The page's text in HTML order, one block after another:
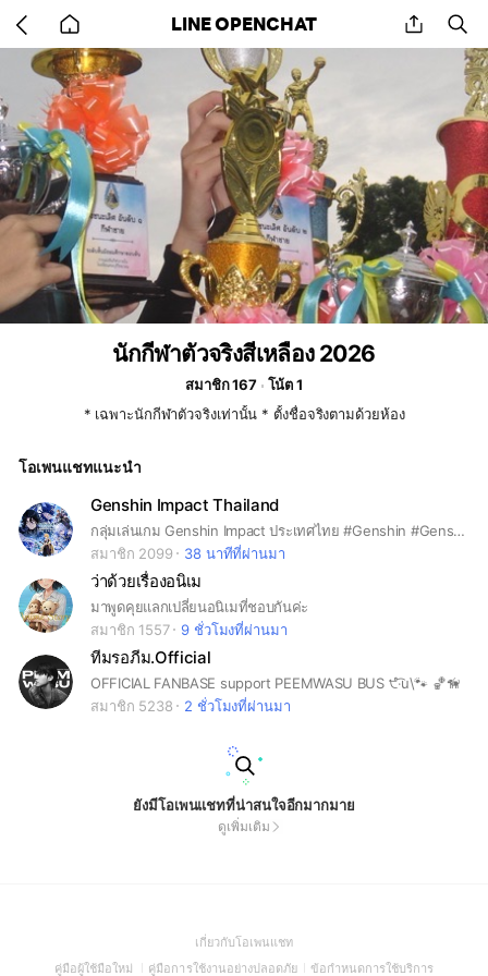
back
to
home
LINE OPENCHAT share
นักกีฬาตัวจริงสีเหลือง 2026
สมาชิก 167
โน้ต 1
* เฉพาะนักกีฬาตัวจริงเท่านั้น * ตั้งชื่อจริงตามด้วยห้อง
โอเพนแชทแนะนำ
Genshin Impact Thailand
กลุ่มเล่นเกม Genshin Impact ประเทศไทย #Genshin #Genshinimpact #Hoyoverse #Mihoyo #เกม #Game #เกมมือถือ #PS4 # PS5
สมาชิก 2099
38 นาทีที่ผ่านมา
ว่าด้วยเรื่องอนิเม
มาพูดคุยแลกเปลี่ยนอนิเมที่ชอบกันค่ะ
สมาชิก 1557
9 ชั่วโมงที่ผ่านมา
ทีมรอภีม.Official
OFFICIAL FANBASE support PEEMWASU BUS ੯‧̀͡u\🐾 🏀🦮
สมาชิก 5238
2 ชั่วโมงที่ผ่านมา
ยังมีโอเพนแชทที่น่าสนใจอีกมากมาย
ดูเพิ่มเติม
เกี่ยวกับโอเพนแชท(Open
in
คู่มือผู้ใช้มือใหม่ (Open
คู่มือการใช้งานอย่างปลอดภัย(Open
ข้อกำหนดการใช้บริการ(Open